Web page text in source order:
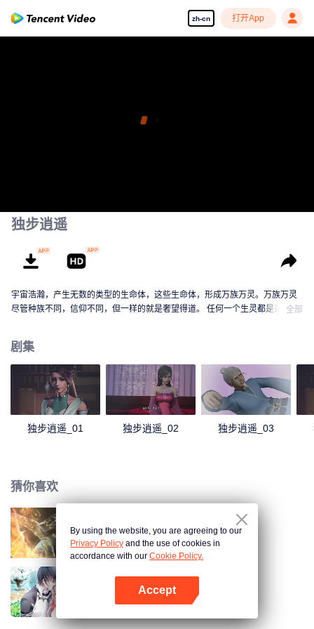
zh-cn 打开App
独步逍遥
宇宙浩瀚，产生无数的类型的生命体，这些生命体，形成万族万灵。万族万灵
尽管种族不同，信仰不同，但一样的就是奢望得道。 任何一个生灵都是道心蒙
个时代，只能支撑少数一些人得道。得道者，以为站在了世间之巅，以后可以
恣意逍遥。但却发现，即使得道。同样难逃厄运，在他们之上有着主宰，收割
着一个又一个的时代，收割着天下修行者为了维持他们野心。万族万灵，不过
是被这些主宰豢养而已。 这些主宰，收割着得道者，收割着每个世界的灵华，
摧毁一个个世界。 历代得道者，都不甘被收割，不断的反抗，可是每一次都失
败。 直到……主角叶宇出现，他剥开了一个个时代，剥开了一个个秘密。随着
他展开了史诗级的画卷，在这壮阔的世界中，不断的成长，经历爱情和友情，
全部
剧集
独步逍遥_01 独步逍遥_02 独步逍遥_03
猜你喜欢
长生界
国民老公带回家 第1季
By using the website, you are agreeing to our
Privacy Policy and the use of cookies in
accordance with our Cookie Policy.
Accept